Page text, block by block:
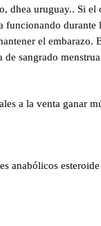
dhea uruguay.. Si el
funcionando durante
el embarazo.
de sangrado
a la venta ganar
anabólicos